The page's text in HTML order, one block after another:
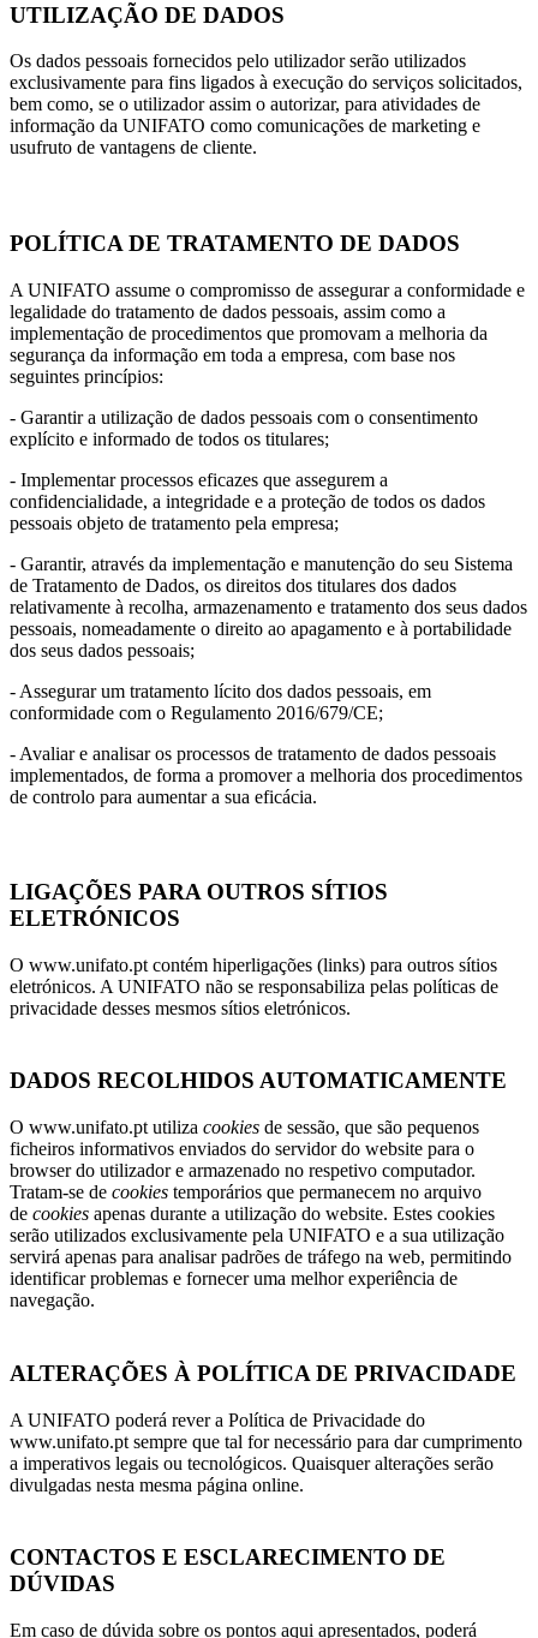
UTILIZAÇÃO DE DADOS
Os dados pessoais fornecidos pelo utilizador serão utilizados
exclusivamente para fins ligados à execução do serviços solicitados,
bem como, se o utilizador assim o autorizar, para atividades de
informação da UNIFATO como comunicações de marketing e
usufruto de vantagens de cliente.
POLÍTICA DE TRATAMENTO DE DADOS
A UNIFATO assume o compromisso de assegurar a conformidade e
legalidade do tratamento de dados pessoais, assim como a
implementação de procedimentos que promovam a melhoria da
segurança da informação em toda a empresa, com base nos
seguintes princípios:
- Garantir a utilização de dados pessoais com o consentimento
explícito e informado de todos os titulares;
- Implementar processos eficazes que assegurem a
confidencialidade, a integridade e a proteção de todos os dados
pessoais objeto de tratamento pela empresa;
- Garantir, através da implementação e manutenção do seu Sistema
de Tratamento de Dados, os direitos dos titulares dos dados
relativamente à recolha, armazenamento e tratamento dos seus dados
pessoais, nomeadamente o direito ao apagamento e à portabilidade
dos seus dados pessoais;
- Assegurar um tratamento lícito dos dados pessoais, em
conformidade com o Regulamento 2016/679/CE;
- Avaliar e analisar os processos de tratamento de dados pessoais
implementados, de forma a promover a melhoria dos procedimentos
de controlo para aumentar a sua eficácia.
LIGAÇÕES PARA OUTROS SÍTIOS
ELETRÓNICOS
O www.unifato.pt contém hiperligações (links) para outros sítios
eletrónicos. A UNIFATO não se responsabiliza pelas políticas de
privacidade desses mesmos sítios eletrónicos.
DADOS RECOLHIDOS AUTOMATICAMENTE
O www.unifato.pt utiliza cookies de sessão, que são pequenos
ficheiros informativos enviados do servidor do website para o
browser do utilizador e armazenado no respetivo computador.
Tratam-se de cookies temporários que permanecem no arquivo
de cookies apenas durante a utilização do website. Estes cookies
serão utilizados exclusivamente pela UNIFATO e a sua utilização
servirá apenas para analisar padrões de tráfego na web, permitindo
identificar problemas e fornecer uma melhor experiência de
navegação.
ALTERAÇÕES À POLÍTICA DE PRIVACIDADE
A UNIFATO poderá rever a Política de Privacidade do
www.unifato.pt sempre que tal for necessário para dar cumprimento
a imperativos legais ou tecnológicos. Quaisquer alterações serão
divulgadas nesta mesma página online.
CONTACTOS E ESCLARECIMENTO DE
DÚVIDAS
Em caso de dúvida sobre os pontos aqui apresentados, poderá